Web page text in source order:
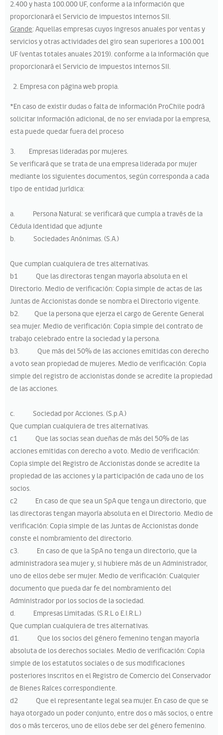
2.400 y hasta 100.000 UF, conforme a la información que
proporcionará el Servicio de impuestos internos SII.
Grande: Aquellas empresas cuyos ingresos anuales por ventas y
servicios y otras actividades del giro sean superiores a 100.001
UF (ventas totales anuales 2019). conforme a la información que
proporcionará el Servicio de impuestos internos SII.
Empresa con página web propia.
*En caso de existir dudas o falta de información ProChile podrá
solicitar información adicional, de no ser enviada por la empresa,
esta puede quedar fuera del proceso
3. Empresas lideradas por mujeres.
Se verificará que se trata de una empresa liderada por mujer
mediante los siguientes documentos, según corresponda a cada
tipo de entidad jurídica:
a. Persona Natural: se verificará que cumpla a través de la
Cédula Identidad que adjunte
b. Sociedades Anónimas. (S.A.)
Que cumplan cualquiera de tres alternativas.
b1 Que las directoras tengan mayoría absoluta en el
Directorio. Medio de verificación: Copia simple de actas de las
Juntas de Accionistas donde se nombra el Directorio vigente.
b2. Que la persona que ejerza el cargo de Gerente General
sea mujer. Medio de verificación: Copia simple del contrato de
trabajo celebrado entre la sociedad y la persona.
b3. Que más del 50% de las acciones emitidas con derecho
a voto sean propiedad de mujeres. Medio de verificación: Copia
simple del registro de accionistas donde se acredite la propiedad
de las acciones.
c. Sociedad por Acciones. (S.p.A.)
Que cumplan cualquiera de tres alternativas.
c1 Que las socias sean dueñas de más del 50% de las
acciones emitidas con derecho a voto. Medio de verificación:
Copia simple del Registro de Accionistas donde se acredite la
propiedad de las acciones y la participación de cada uno de los
socios.
c2 En caso de que sea un SpA que tenga un directorio, que
las directoras tengan mayoría absoluta en el Directorio. Medio de
verificación: Copia simple de las Juntas de Accionistas donde
conste el nombramiento del directorio.
c3. En caso de que la SpA no tenga un directorio, que la
administradora sea mujer y, si hubiere más de un Administrador,
uno de ellos debe ser mujer. Medio de verificación: Cualquier
documento que pueda dar fe del nombramiento del
Administrador por los socios de la sociedad.
d. Empresas Limitadas. (S.R.L o E.I.R.L.)
Que cumplan cualquiera de tres alternativas.
d1. Que los socios del género femenino tengan mayoría
absoluta de los derechos sociales. Medio de verificación: Copia
simple de los estatutos sociales o de sus modificaciones
posteriores inscritos en el Registro de Comercio del Conservador
de Bienes Raíces correspondiente.
d2 Que el representante legal sea mujer. En caso de que se
haya otorgado un poder conjunto, entre dos o más socios, o entre
dos o más terceros, uno de ellos debe ser del género femenino.